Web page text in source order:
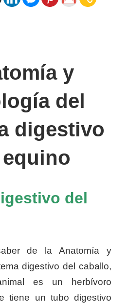
y
del
digestivo
del
de la Anatomía y
digestivo del caballo,
es un herbívoro
tiene un tubo digestivo